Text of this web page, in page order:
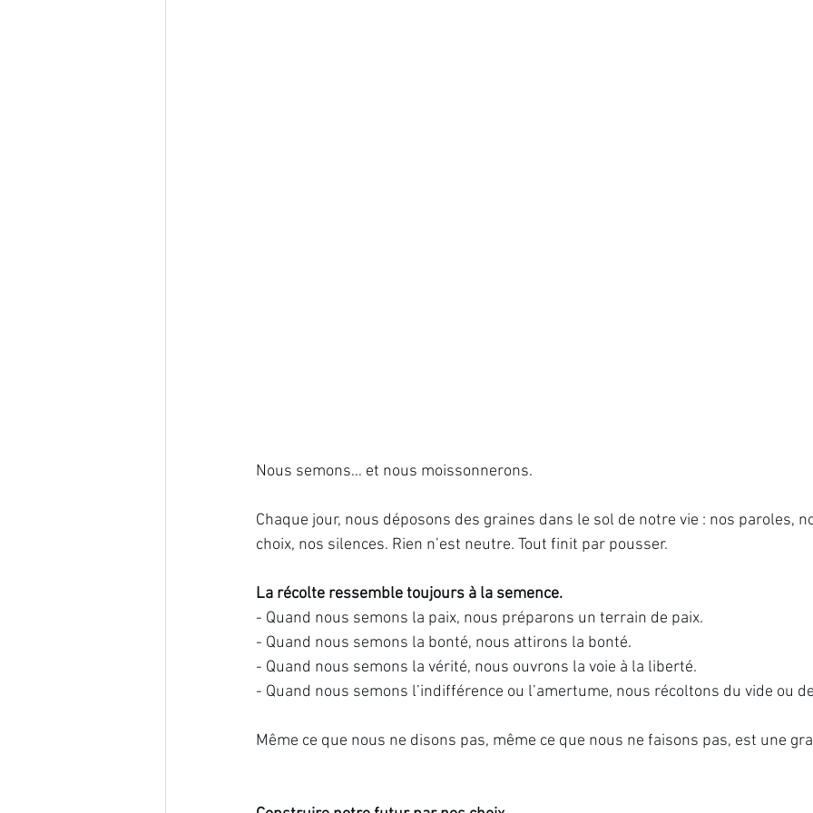
Nous semons… et nous moissonnerons.
Chaque jour, nous déposons des graines dans le sol de notre vie : nos paroles,
choix, nos silences. Rien n’est neutre. Tout finit par pousser.
La récolte ressemble toujours à la semence.
- Quand nous semons la paix, nous préparons un terrain de paix.
- Quand nous semons la bonté, nous attirons la bonté.
- Quand nous semons la vérité, nous ouvrons la voie à la liberté.
- Quand nous semons l’indifférence ou l’amertume, nous récoltons du vide ou
Même ce que nous ne disons pas, même ce que nous ne faisons pas, est une